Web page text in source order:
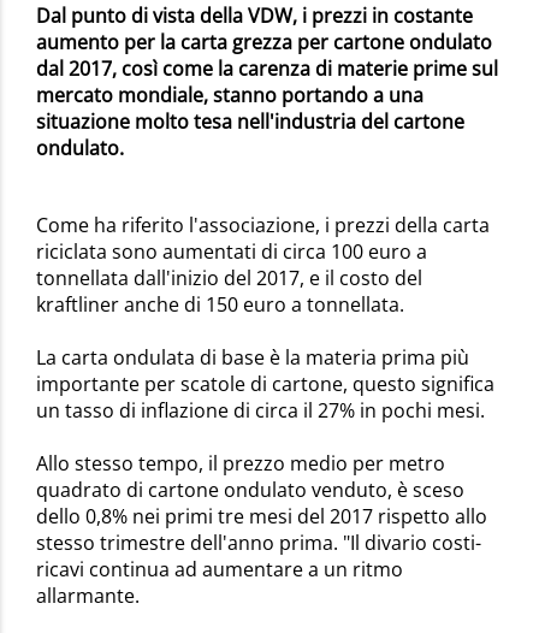
Dal punto di vista della VDW, i prezzi in costante
aumento per la carta grezza per cartone ondulato
dal 2017, così come la carenza di materie prime sul
mercato mondiale, stanno portando a una
situazione molto tesa nell'industria del cartone
ondulato.
Come ha riferito l'associazione, i prezzi della carta
riciclata sono aumentati di circa 100 euro a
tonnellata dall'inizio del 2017, e il costo del
kraftliner anche di 150 euro a tonnellata.
La carta ondulata di base è la materia prima più
importante per scatole di cartone, questo significa
un tasso di inflazione di circa il 27% in pochi mesi.
Allo stesso tempo, il prezzo medio per metro
quadrato di cartone ondulato venduto, è sceso
dello 0,8% nei primi tre mesi del 2017 rispetto allo
stesso trimestre dell'anno prima. "Il divario costi-
ricavi continua ad aumentare a un ritmo
allarmante.